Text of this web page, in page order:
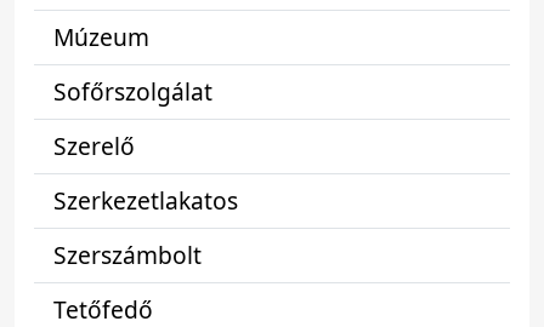
Múzeum
Sofőrszolgálat
Szerelő
Szerkezetlakatos
Szerszámbolt
Tetőfedő